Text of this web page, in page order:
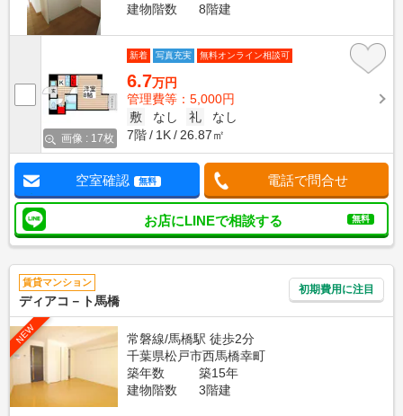
建物階数
8階建
画像 : 17枚
新着 写真充実 無料オンライン相談可
6.7万円
管理費等：5,000円
敷
なし 礼
なし
7階
1K 26.87㎡
空室確認 無料 電話で問合せ
お店にLINEで相談する 無料
賃貸マンション
ディアコ－ト馬橋
初期費用に注目
NEW
常磐線/馬橋駅 徒歩2分
千葉県松戸市西馬橋幸町
築年数
築15年
建物階数
3階建